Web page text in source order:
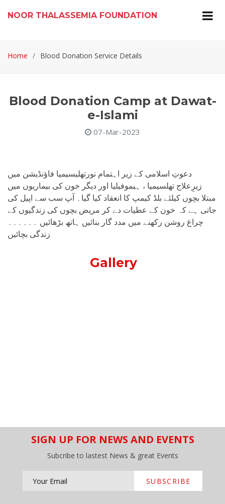
NOOR THALASSEMIA FOUNDATION
Home Blood Donation Service Details
Blood Donation Camp at Dawat-
e-Islami
07-Mar-2023
دعوتِ اسلامی کے زیر اہتمام نورتھلیسیمیا فاؤنڈیشن میں
زیرِعلاج تھلسیمیا ، ہیموفیلیا اور دیگر خون کی بیماریوں میں
مبتلا بچوں کیلئے بلڈ کیمپ کا انعقاد کیا گیا۔ آپ سب سے اپیل کی
جاتی ہے کہ خون کے عطیات دے کر مریض بچوں کی زندگیوں کے
چراغ روشن رکھنے میں مدد گار بنائیں ہاتھ بڑھائیں ۔۔۔۔۔۔
زندگی بچائیں
Gallery
SIGN UP FOR NEWS AND EVENTS
Subcribe to lastest News & great Events
SUBSCRIBE